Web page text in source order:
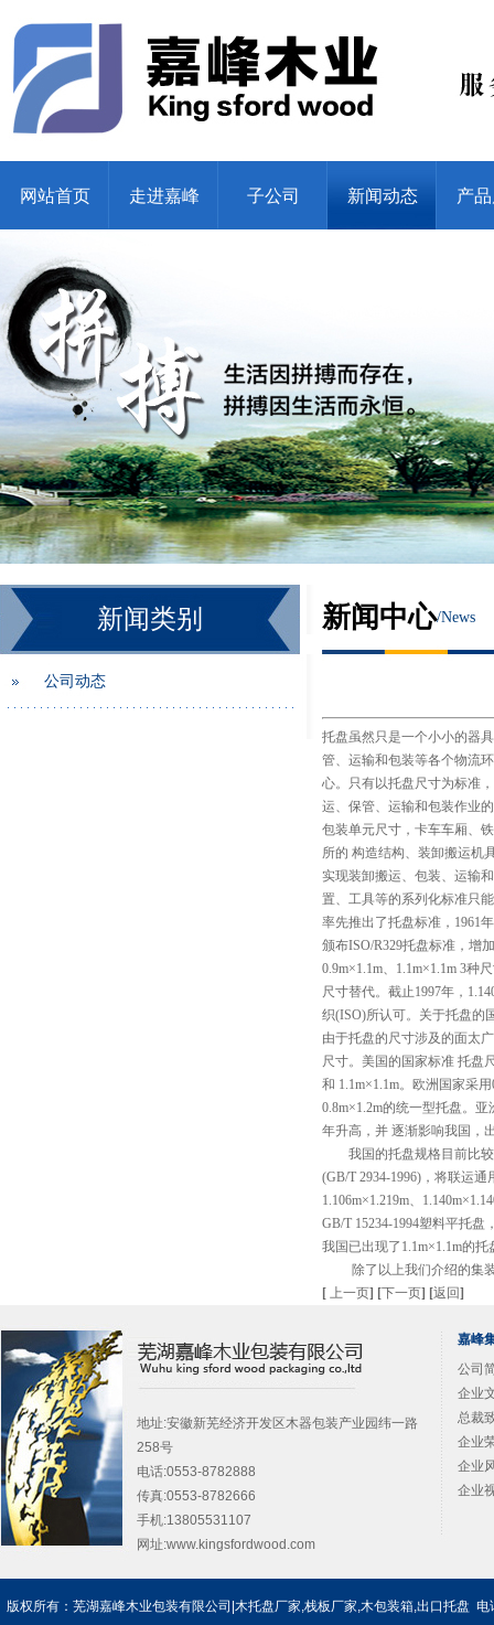
网站首页 走进嘉峰 子公司 新闻动态 产
新闻类别
公司动态
新闻中心/News
托盘虽然只是一个小小的器
管、运输和包装等各个物流
心。只有以托盘尺寸为标准
运、保管、运输和包装作业
包装单元尺寸，卡车车厢、
所的 构造结构、装卸搬运机
实现装卸搬运、包装、运输
置、工具等的系列化标准只
率先推出了托盘标准，1961
颁布ISO/R329托盘标准，增
0.9m×1.1m、1.1m×1.1m 3种
尺寸替代。截止1997年，
织(ISO)所认可。关于托盘的
由于托盘的尺寸涉及的面太
尺寸。美国的国家标准 托盘
和 1.1m×1.1m。欧洲国家采
0.8m×1.2m的统一型托盘。
年升高，并 逐渐影响我国，
我国的托盘规格目前比较
(GB/T 2934-1996)，将联运通
1.106m×1.219m、
GB/T 15234-1994塑料平托
我国已出现了1.1m×1.1m的
除了以上我们介绍的集装
[ 上一页] [下一页] [返回]
地址:安徽新芜经济开发区木器包装产业园纬一路
258号
电话:0553-8782888
传真:0553-8782666
手机:13805531107
网址:www.kingsfordwood.com
嘉峰
公司
企业
总裁
企业
企业
企业
版权所有：芜湖嘉峰木业包装有限公司|木托盘厂家,栈板厂家,木包装箱,出口托盘